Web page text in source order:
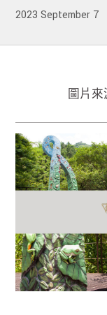
2023 September 7
圖片